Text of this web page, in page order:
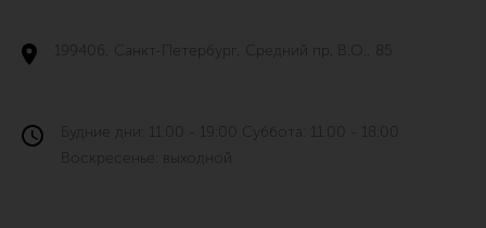
199406, Санкт-Петербург, Средний пр. В.О., 85
Будние дни: 11:00 - 19:00 Суббота: 11:00 - 18:00
Воскресенье: выходной